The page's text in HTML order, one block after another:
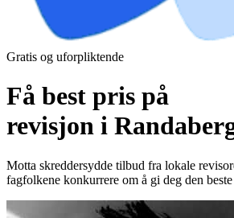
Gratis og uforpliktende
Få best pris på
revisjon i
Motta skreddersydde tilbud fra lokale
fagfolkene konkurrere om å gi deg den